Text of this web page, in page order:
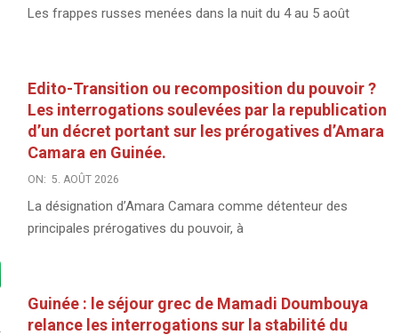
Les frappes russes menées dans la nuit du 4 au 5 août
Edito-Transition ou recomposition du pouvoir ?
Les interrogations soulevées par la republication
d’un décret portant sur les prérogatives d’Amara
Camara en Guinée.
ON: 5. AOÛT 2026
La désignation d’Amara Camara comme détenteur des
principales prérogatives du pouvoir, à
Guinée : le séjour grec de Mamadi Doumbouya
relance les interrogations sur la stabilité du